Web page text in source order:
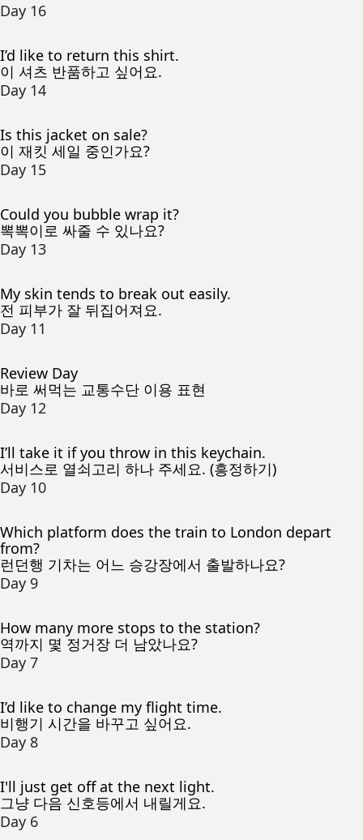
Day 16
I’d like to return this shirt.
이 셔츠 반품하고 싶어요.
Day 14
Is this jacket on sale?
이 재킷 세일 중인가요?
Day 15
Could you bubble wrap it?
뽁뽁이로 싸줄 수 있나요?
Day 13
My skin tends to break out easily.
전 피부가 잘 뒤집어져요.
Day 11
Review Day
바로 써먹는 교통수단 이용 표현
Day 12
I’ll take it if you throw in this keychain.
서비스로 열쇠고리 하나 주세요. (흥정하기)
Day 10
Which platform does the train to London depart
from?
런던행 기차는 어느 승강장에서 출발하나요?
Day 9
How many more stops to the station?
역까지 몇 정거장 더 남았나요?
Day 7
I’d like to change my flight time.
비행기 시간을 바꾸고 싶어요.
Day 8
I'll just get off at the next light.
그냥 다음 신호등에서 내릴게요.
Day 6